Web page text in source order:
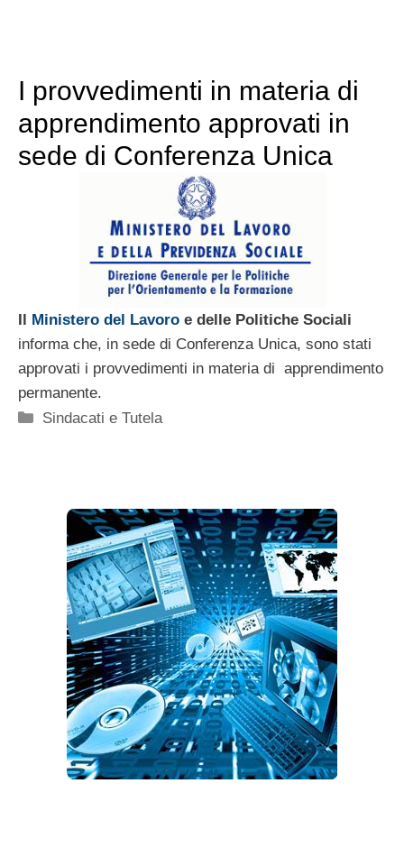
I provvedimenti in materia di
apprendimento approvati in
sede di Conferenza Unica
Ministero del Lavoro e delle Politiche Sociali
informa che, in sede di Conferenza Unica, sono stati
approvati i provvedimenti in materia di apprendimento
permanente.
Categorie
Sindacati e Tutela